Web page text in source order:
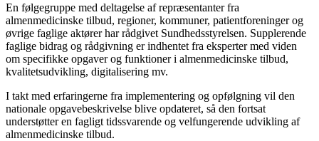
En følgegruppe med deltagelse af repræsentanter fra
almenmedicinske tilbud, regioner, kommuner, patientforeninger og
øvrige faglige aktører har rådgivet Sundhedsstyrelsen. Supplerende
faglige bidrag og rådgivning er indhentet fra eksperter med viden
om specifikke opgaver og funktioner i almenmedicinske tilbud,
kvalitetsudvikling, digitalisering mv.
I takt med erfaringerne fra implementering og opfølgning vil den
nationale opgavebeskrivelse blive opdateret, så den fortsat
understøtter en fagligt tidssvarende og velfungerende udvikling af
almenmedicinske tilbud.